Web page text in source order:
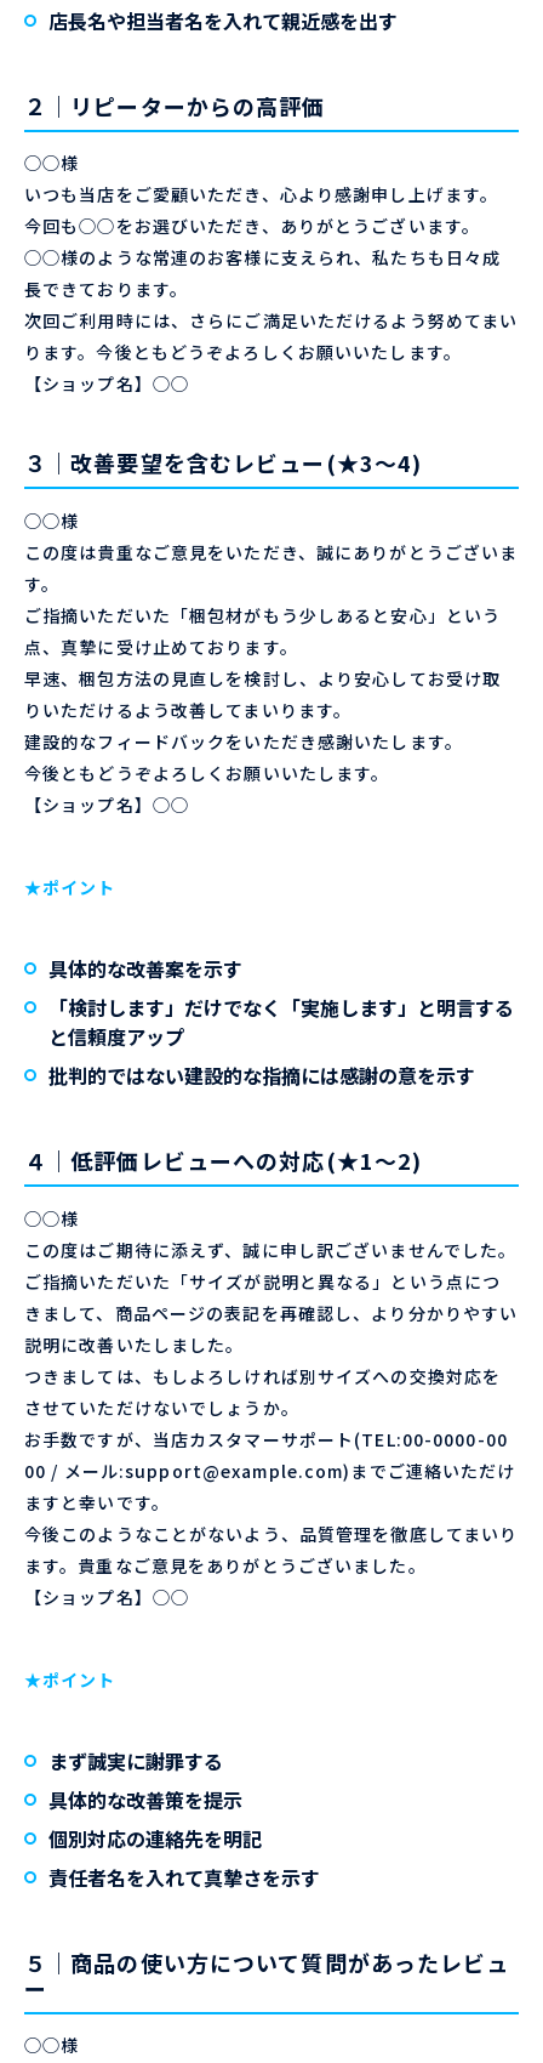
店長名や担当者名を入れて親近感を出す
２｜リピーターからの高評価
◯◯様
いつも当店をご愛顧いただき、心より感謝申し上げます。
今回も◯◯をお選びいただき、ありがとうございます。
◯◯様のような常連のお客様に支えられ、私たちも日々成
長できております。
次回ご利用時には、さらにご満足いただけるよう努めてまい
ります。今後ともどうぞよろしくお願いいたします。
【ショップ名】◯◯
３｜改善要望を含むレビュー(★3〜4)
◯◯様
この度は貴重なご意見をいただき、誠にありがとうございま
す。
ご指摘いただいた「梱包材がもう少しあると安心」という
点、真摯に受け止めております。
早速、梱包方法の見直しを検討し、より安心してお受け取
りいただけるよう改善してまいります。
建設的なフィードバックをいただき感謝いたします。
今後ともどうぞよろしくお願いいたします。
【ショップ名】◯◯
★ポイント
具体的な改善案を示す
「検討します」だけでなく「実施します」と明言する
と信頼度アップ
批判的ではない建設的な指摘には感謝の意を示す
４｜低評価レビューへの対応(★1〜2)
◯◯様
この度はご期待に添えず、誠に申し訳ございませんでした。
ご指摘いただいた「サイズが説明と異なる」という点につ
きまして、商品ページの表記を再確認し、より分かりやすい
説明に改善いたしました。
つきましては、もしよろしければ別サイズへの交換対応を
させていただけないでしょうか。
お手数ですが、当店カスタマーサポート(TEL:00-0000-00
00 / メール:support@example.com)までご連絡いただけ
ますと幸いです。
今後このようなことがないよう、品質管理を徹底してまいり
ます。貴重なご意見をありがとうございました。
【ショップ名】◯◯
★ポイント
まず誠実に謝罪する
具体的な改善策を提示
個別対応の連絡先を明記
責任者名を入れて真摯さを示す
５｜商品の使い方について質問があったレビュ
ー
◯◯様